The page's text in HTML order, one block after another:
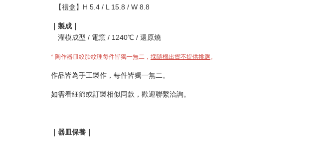
【禮盒】H 5.4 / L 15.8 / W 8.8
｜製成｜
灌模成型 / 電窯 / 1240℃ / 還原燒
* 陶作器皿絞胎紋理每件皆獨一無二， 採隨機出貨不提供挑選 。
作品皆為手工製作，每件皆獨一無二。
如需看細節或訂製相似同款，歡迎聯繫洽詢。
｜器皿保養｜